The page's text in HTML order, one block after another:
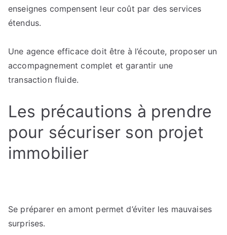
enseignes compensent leur coût par des services
étendus.
Une agence efficace doit être à l’écoute, proposer un
accompagnement complet et garantir une
transaction fluide.
Les précautions à prendre
pour sécuriser son projet
immobilier
Se préparer en amont permet d’éviter les mauvaises
surprises.